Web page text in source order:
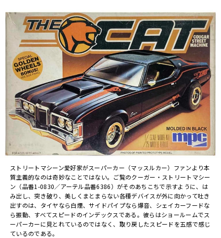
ストリートマシーン愛好家がスーパーカー（マッスルカー）ファンより本
質主義的なのは奇妙なことではない。ご覧のクーガー・ストリートマシー
ン（品番1-0830／アーテル品番6386）がそのあちこちで示すように、は
み出し、突き破り、美しくまとまらない各種デバイスが外に向かって吐き
出すのは、タイヤなら白煙、サイドパイプなら爆音、シェイカーフードな
ら振動、すべてスピードのインデックスである。彼らはショールームでス
ーパーカーに見とれているのではなく、取り戻したスピードを五感で感じ
ているのである。